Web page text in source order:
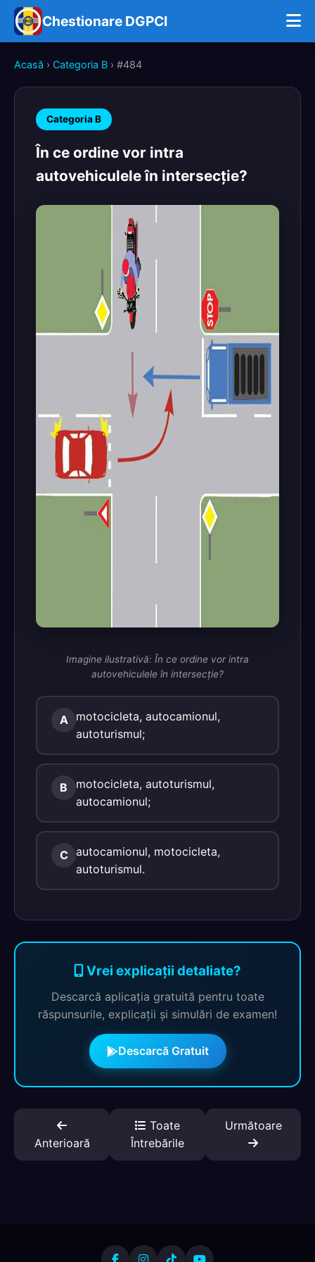
Chestionare DGPCI
Acasă › Categoria B › #484
Categoria B
În ce ordine vor intra
autovehiculele în intersecţie?
Imagine ilustrativă: În ce ordine vor intra
autovehiculele în intersecţie?
A
motocicleta, autocamionul,
autoturismul;
B
motocicleta, autoturismul,
autocamionul;
C autocamionul, motocicleta,
autoturismul.
Vrei explicații detaliate?
Descarcă aplicația gratuită pentru toate
răspunsurile, explicații și simulări de examen!
Descarcă Gratuit
Anterioară
Toate
Întrebările
Următoare